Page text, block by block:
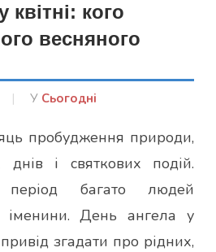
квітні: кого
весняного
Від
Марина
У Сьогодні
пробудження природи,
днів і святкових подій.
багато людей
іменини. День ангела у
згадати про рідних,